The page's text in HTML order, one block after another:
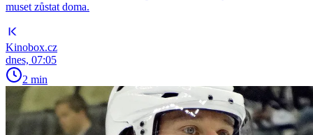
muset zůstat doma.
Kinobox.cz
dnes, 07:05
2 min